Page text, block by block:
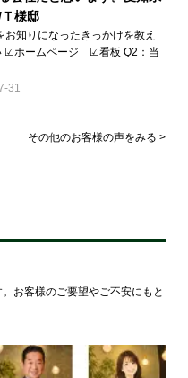
様邸
お知りになったきっかけを教え
☑ホームページ ☑看板 Q2：当
31
その他のお客様の声をみる >
お客様のご要望やご不安にもと